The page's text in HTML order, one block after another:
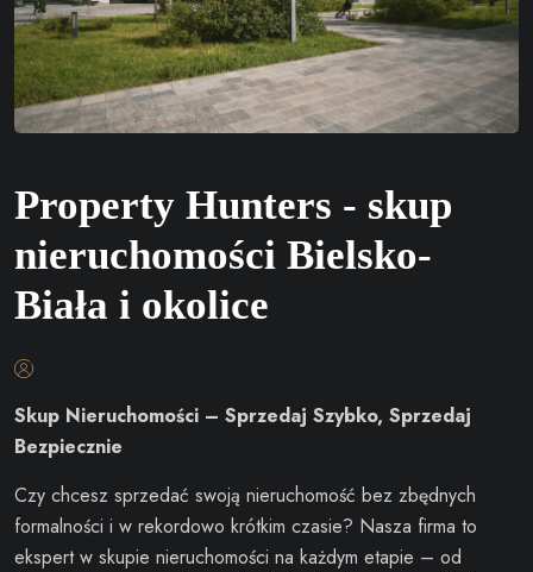
Property Hunters - skup
nieruchomości Bielsko-
Biała i okolice
Skup Nieruchomości – Sprzedaj Szybko, Sprzedaj
Bezpiecznie
Czy chcesz sprzedać swoją nieruchomość bez zbędnych
formalności i w rekordowo krótkim czasie? Nasza firma to
ekspert w skupie nieruchomości na każdym etapie – od